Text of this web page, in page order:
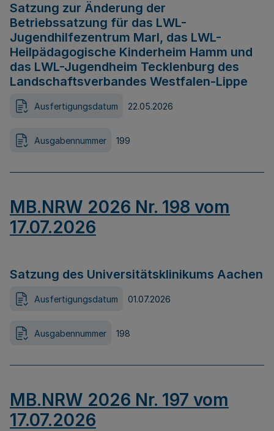
Satzung zur Änderung der
Betriebssatzung für das LWL-
Jugendhilfezentrum Marl, das LWL-
Heilpädagogische Kinderheim Hamm und
das LWL-Jugendheim Tecklenburg des
Landschaftsverbandes Westfalen-Lippe
Ausfertigungsdatum 22.05.2026
Ausgabennummer 199
MB.NRW 2026 Nr. 198 vom
17.07.2026
Satzung des Universitätsklinikums Aachen
Ausfertigungsdatum 01.07.2026
Ausgabennummer 198
MB.NRW 2026 Nr. 197 vom
17.07.2026